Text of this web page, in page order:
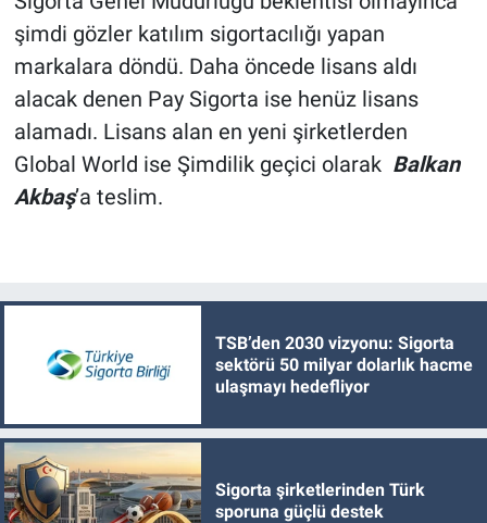
şimdi gözler katılım sigortacılığı yapan
markalara döndü. Daha öncede lisans aldı
alacak denen Pay Sigorta ise henüz lisans
alamadı. Lisans alan en yeni şirketlerden
Global World ise Şimdilik geçici olarak Balkan
Akbaş’a teslim.
TSB’den 2030 vizyonu: Sigorta
sektörü 50 milyar dolarlık hacme
ulaşmayı hedefliyor
Sigorta şirketlerinden Türk
sporuna güçlü destek